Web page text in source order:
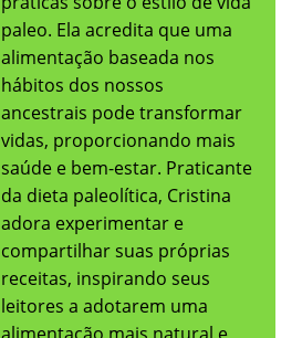
paleo. Ela acredita que uma
alimentação baseada nos
hábitos dos nossos
ancestrais pode transformar
vidas, proporcionando mais
saúde e bem-estar. Praticante
da dieta paleolítica, Cristina
adora experimentar e
compartilhar suas próprias
receitas, inspirando seus
leitores a adotarem uma